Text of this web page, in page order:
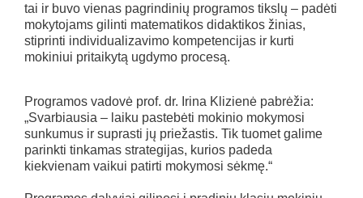
tai ir buvo vienas pagrindinių programos tikslų – padėti
mokytojams gilinti matematikos didaktikos žinias,
stiprinti individualizavimo kompetencijas ir kurti
mokiniui pritaikytą ugdymo procesą.
Programos vadovė prof. dr. Irina Klizienė pabrėžia:
„Svarbiausia – laiku pastebėti mokinio mokymosi
sunkumus ir suprasti jų priežastis. Tik tuomet galime
parinkti tinkamas strategijas, kurios padeda
kiekvienam vaikui patirti mokymosi sėkmę.“